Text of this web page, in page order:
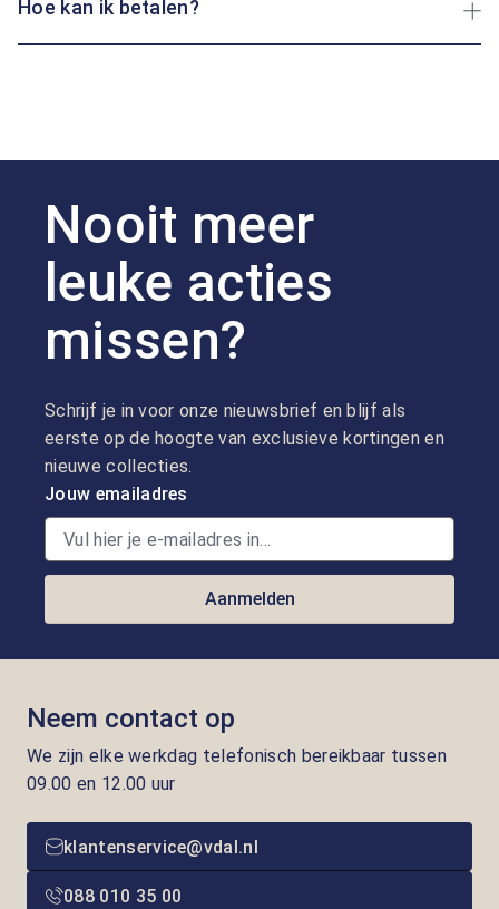
Hoe kan ik betalen?
Nooit meer
leuke acties
missen?
Schrijf je in voor onze nieuwsbrief en blijf als
eerste op de hoogte van exclusieve kortingen en
nieuwe collecties.
Jouw emailadres
Aanmelden
Neem contact op
We zijn elke werkdag telefonisch bereikbaar tussen
09.00 en 12.00 uur
klantenservice@vdal.nl
088 010 35 00